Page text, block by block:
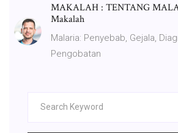
MAKALAH : TENTANG
Makalah
Malaria: Penyebab, Gejala,
Pengobatan